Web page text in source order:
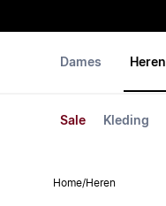
Dames Heren
Sale Kleding
Home/Heren